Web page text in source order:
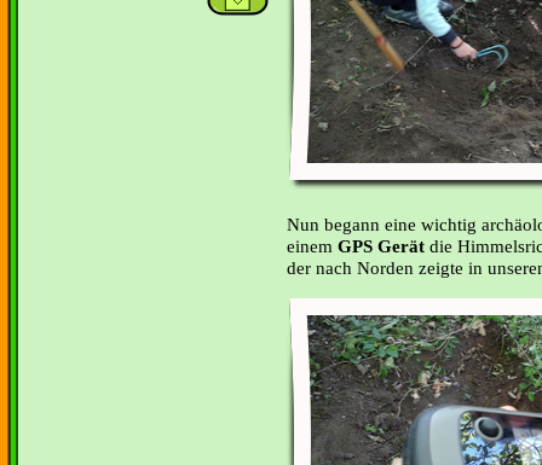
Nun begann eine wichtig
einem GPS Gerät die
der nach Norden zeigte in